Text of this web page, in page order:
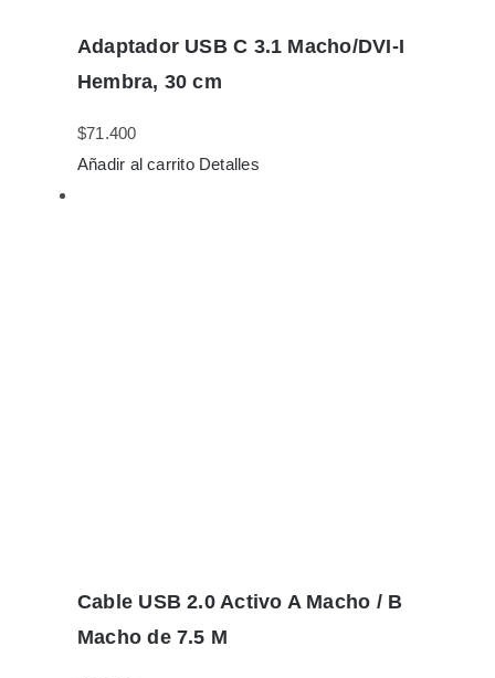
Adaptador USB C 3.1 Macho/DVI-I
Hembra, 30 cm
$71.400
Añadir al carrito Detalles
Cable USB 2.0 Activo A Macho / B
Macho de 7.5 M